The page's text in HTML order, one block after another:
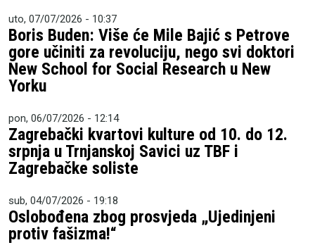
uto, 07/07/2026 - 10:37
Boris Buden: Više će Mile Bajić s Petrove
gore učiniti za revoluciju, nego svi doktori
New School for Social Research u New
Yorku
pon, 06/07/2026 - 12:14
Zagrebački kvartovi kulture od 10. do 12.
srpnja u Trnjanskoj Savici uz TBF i
Zagrebačke soliste
sub, 04/07/2026 - 19:18
Oslobođena zbog prosvjeda „Ujedinjeni
protiv fašizma!“